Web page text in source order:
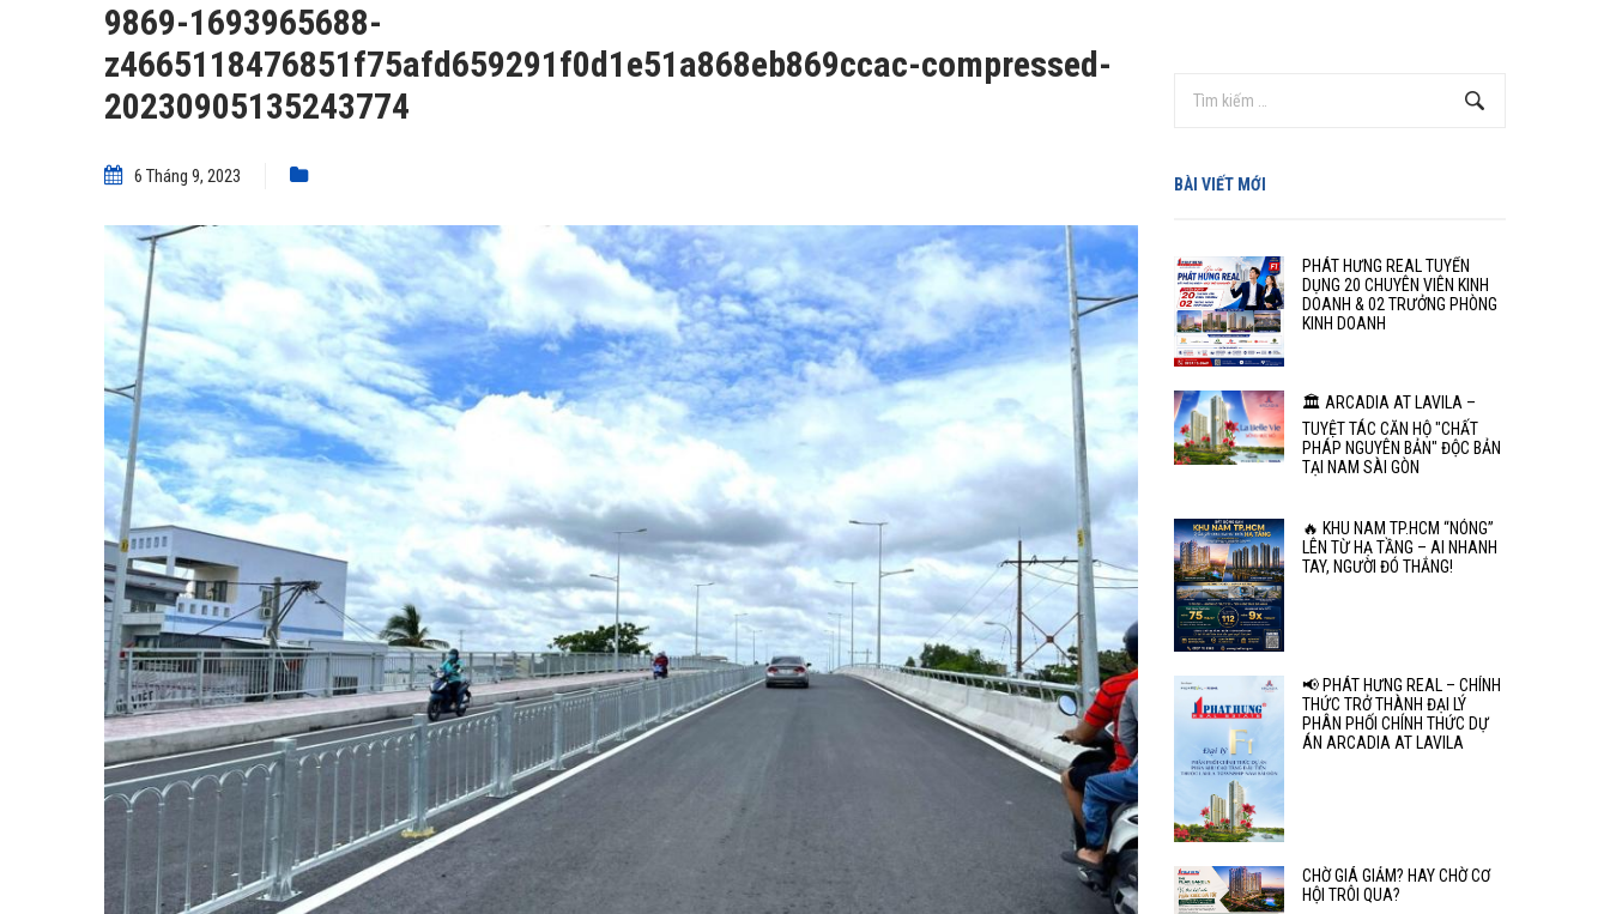
9869-1693965688-
z4665118476851f75afd659291f0d1e51a868eb869ccac-compressed-
20230905135243774
6 Tháng 9, 2023 BÀI VIẾT MỚI
PHÁT HƯNG REAL TUYỂN
DỤNG 20 CHUYÊN VIÊN KINH
DOANH & 02 TRƯỞNG PHÒNG
KINH DOANH
🏛️ ARCADIA AT LAVILA –
TUYỆT TÁC CĂN HỘ "CHẤT
PHÁP NGUYÊN BẢN" ĐỘC BẢN
TẠI NAM SÀI GÒN
🔥 KHU NAM TP.HCM “NÓNG”
LÊN TỪ HẠ TẦNG – AI NHANH
TAY, NGƯỜI ĐÓ THẮNG!
📢 PHÁT HƯNG REAL – CHÍNH
THỨC TRỞ THÀNH ĐẠI LÝ
PHÂN PHỐI CHÍNH THỨC DỰ
ÁN ARCADIA AT LAVILA
CHỜ GIÁ GIẢM? HAY CHỜ CƠ
HỘI TRÔI QUA?